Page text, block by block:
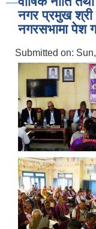
नगर प्रमुख
नगरसभामा पेश
Submitted on: